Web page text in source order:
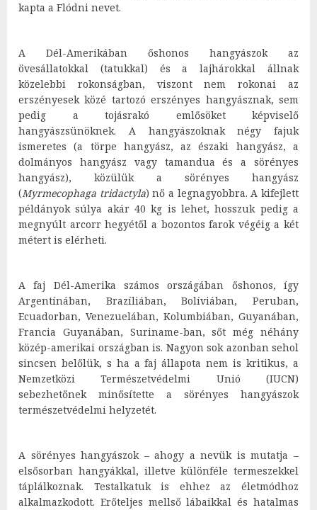
kapta a Flódni nevet.
A Dél-Amerikában őshonos hangyászok az
övesállatokkal (tatukkal) és a lajhárokkal állnak
közelebbi rokonságban, viszont nem rokonai az
erszényesek közé tartozó erszényes hangyásznak, sem
pedig a tojásrakó emlősöket képviselő
hangyászsünöknek. A hangyászoknak négy fajuk
ismeretes (a törpe hangyász, az északi hangyász, a
dolmányos hangyász vagy tamandua és a sörényes
hangyász), közülük a sörényes hangyász
(Myrmecophaga tridactyla) nő a legnagyobbra. A kifejlett
példányok súlya akár 40 kg is lehet, hosszuk pedig a
megnyúlt arcorr hegyétől a bozontos farok végéig a két
métert is elérheti.
A faj Dél-Amerika számos országában őshonos, így
Argentínában, Brazíliában, Bolíviában, Peruban,
Ecuadorban, Venezuelában, Kolumbiában, Guyanában,
Francia Guyanában, Suriname-ban, sőt még néhány
közép-amerikai országban is. Nagyon sok azonban sehol
sincsen belőlük, s ha a faj állapota nem is kritikus, a
Nemzetközi Természetvédelmi Unió (IUCN)
sebezhetőnek minősítette a sörényes hangyászok
természetvédelmi helyzetét.
A sörényes hangyászok – ahogy a nevük is mutatja –
elsősorban hangyákkal, illetve különféle termeszekkel
táplálkoznak. Testalkatuk is ehhez az életmódhoz
alkalmazkodott. Erőteljes mellső lábaikkal és hatalmas